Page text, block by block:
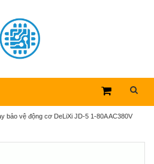
bảo vệ động cơ DeLiXi JD-5 1-80A AC380V